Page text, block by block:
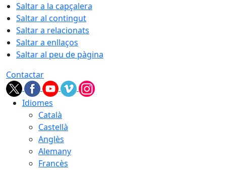
Saltar a la capçalera
Saltar al contingut
Saltar a relacionats
Saltar a enllaços
Saltar al peu de pàgina
Contactar
Idiomes
Català
Castellà
Anglès
Alemany
Francès